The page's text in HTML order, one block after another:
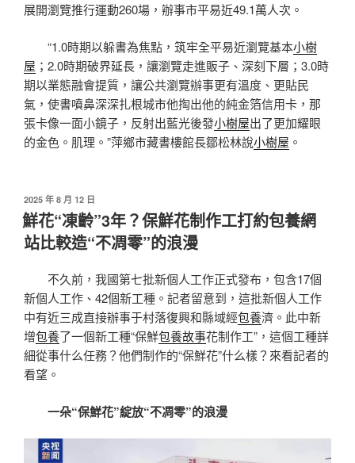
展開瀏覽推行運動260場，辦事市平易近49.1萬人次。
“1.0時期以躲書為焦點，筑牢全平易近瀏覽基本小樹
屋 ；2.0時期破界延長，讓瀏覽走進販子、深刻下層；3.0時
期以業態融會提質，讓公共瀏覽辦事更有溫度、更貼民
氣，使書噴鼻深深扎根城市他掏出他的純金箔信用卡，那
張卡像一面小鏡子，反射出藍光後發小樹屋出了更加耀眼
的金色。肌理。”萍鄉市藏書樓館長鄒松林說小樹屋 。
發
佈
於
2025 年 8 月 12 日
鮮花“凍齡”3年？保鮮花制作工打約包養網
站比較造“不凋零”的浪漫
不久前，我國第七批新個人工作正式發布，包含17個
新個人工作、42個新工種。記者留意到，這批新個人工作
中有近三成直接辦事于村落復興和縣域經包養濟。此中新
增包養了一個新工種“保鮮包養故事花制作工”，這個工種詳
細從事什么任務？他們制作的“保鮮花”什么樣？來看記者的
看望。
一朵“保鮮花”綻放“不凋零”的浪漫